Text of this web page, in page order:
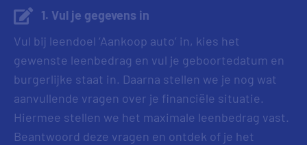
1. Vul je gegevens in
Vul bij leendoel ‘Aankoop auto’ in, kies het
gewenste leenbedrag en vul je geboortedatum en
burgerlijke staat in. Daarna stellen we je nog wat
aanvullende vragen over je financiële situatie.
Hiermee stellen we het maximale leenbedrag vast.
Beantwoord deze vragen en ontdek of je het